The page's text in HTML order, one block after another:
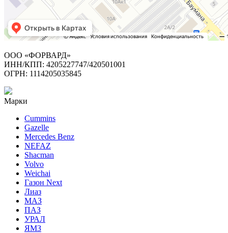
ООО «ФОРВАРД»
ИНН/КПП: 4205227747/420501001
ОГРН: 1114205035845
Марки
Cummins
Gazelle
Mercedes Benz
NEFAZ
Shacman
Volvo
Weichai
Газон Next
Лиаз
МАЗ
ПАЗ
УРАЛ
ЯМЗ